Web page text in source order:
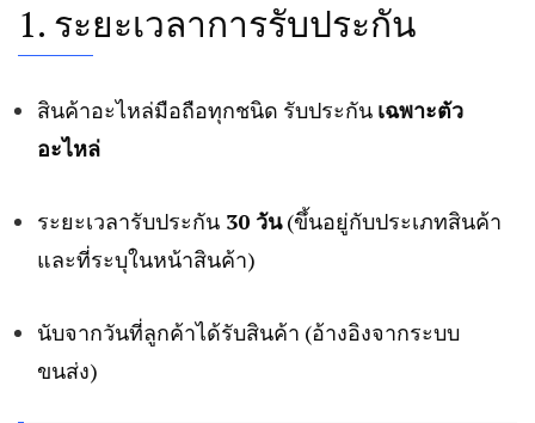
1. ระยะเวลาการรับประกัน
สินค้าอะไหล่มือถือทุกชนิด รับประกัน เฉพาะตัว
อะไหล่
ระยะเวลารับประกัน 30 วัน(ขึ้นอยู่กับประเภทสินค้า
และที่ระบุในหน้าสินค้า)
นับจากวันที่ลูกค้าได้รับสินค้า (อ้างอิงจากระบบ
ขนส่ง)